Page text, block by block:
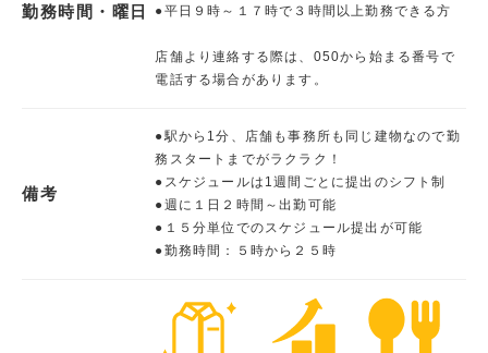
勤務時間・曜日
●平日９時～１７時で３時間以上勤務できる方
店舗より連絡する際は、050から始まる番号で
電話する場合があります。
備考
●駅から1分、店舗も事務所も同じ建物なので勤
務スタートまでがラクラク！
●スケジュールは1週間ごとに提出のシフト制
●週に１日２時間～出勤可能
●１５分単位でのスケジュール提出が可能
●勤務時間：５時から２５時